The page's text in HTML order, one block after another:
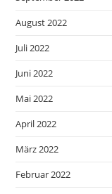
August 2022
Juli 2022
Juni 2022
Mai 2022
April 2022
März 2022
Februar 2022